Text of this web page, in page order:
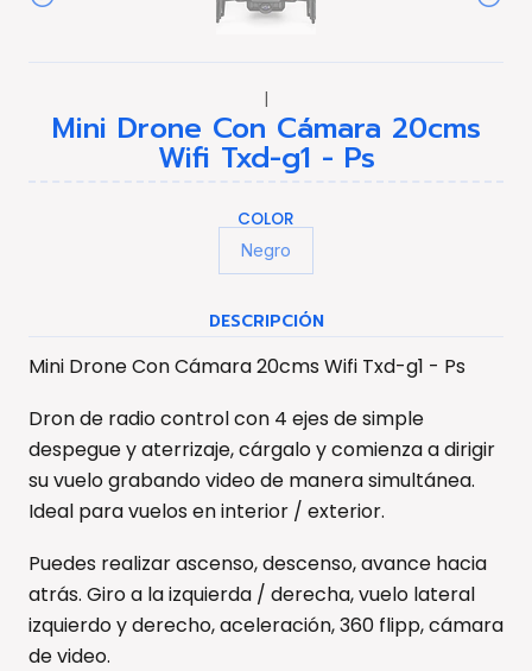
|
Mini Drone Con Cámara 20cms
Wifi Txd-g1 - Ps
COLOR
Negro
DESCRIPCIÓN
Mini Drone Con Cámara 20cms Wifi Txd-g1 - Ps
Dron de radio control con 4 ejes de simple
despegue y aterrizaje, cárgalo y comienza a dirigir
su vuelo grabando video de manera simultánea.
Ideal para vuelos en interior / exterior.
Puedes realizar ascenso, descenso, avance hacia
atrás. Giro a la izquierda / derecha, vuelo lateral
izquierdo y derecho, aceleración, 360 flipp, cámara
de video.